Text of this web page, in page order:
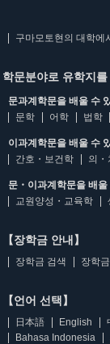
구마모토현의 대학에
학문분야로 유학지를
문과계학문을 배울 수
문학
어학 법학
이과계학문을 배울 수
간호・보건학
의・
문・이과계학문을 배울
교원양성・교육학
【장학금 안내】
장학금 검색 장학
【언어 선택】
日本語 English
Bahasa Indonesia